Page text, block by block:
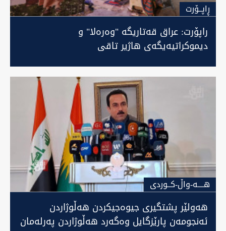
ڕاپــۆرت
راپۆرت: عراق قەتاریگە "وەرەلا" و
دیموکراتیەیگەی هاژیر تاقی
هــــه-واڵ-كــوردى
هەولێر پشتگیری جیوەجیکردن هەڵوژاردن
ئەنجومەن پارێزگایل وەگەرد هەڵوژاردن پەرلەمان